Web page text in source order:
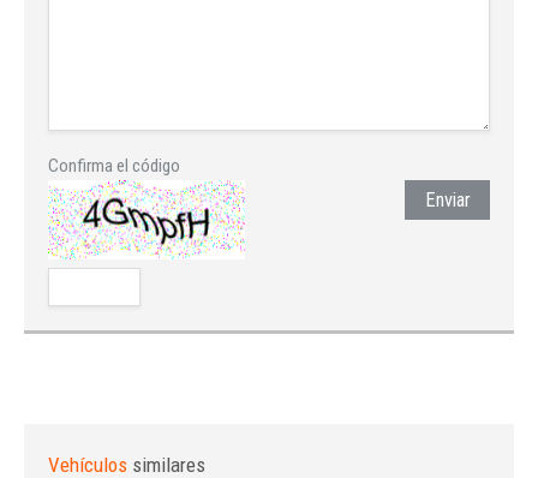
Confirma el código
Enviar
Vehículos similares